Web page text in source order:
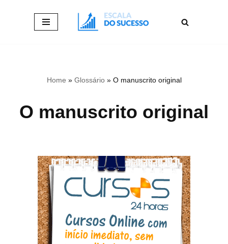
Home » Glossário» O manuscrito original
O manuscrito original